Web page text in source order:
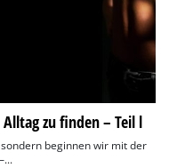
zu finden – Teil l
beginnen wir mit der